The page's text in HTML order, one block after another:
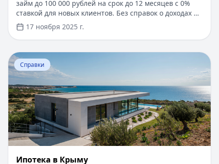
займ до 100 000 рублей на срок до 12 месяцев с 0%
ставкой для новых клиентов. Без справок о доходах и
документов — решение за 5 минут. Получите деньги
быстро и прозрачно через проверенные сервисы.
17 ноября 2025 г.
Перейти к статье:
Справки
Ипотека в Крыму